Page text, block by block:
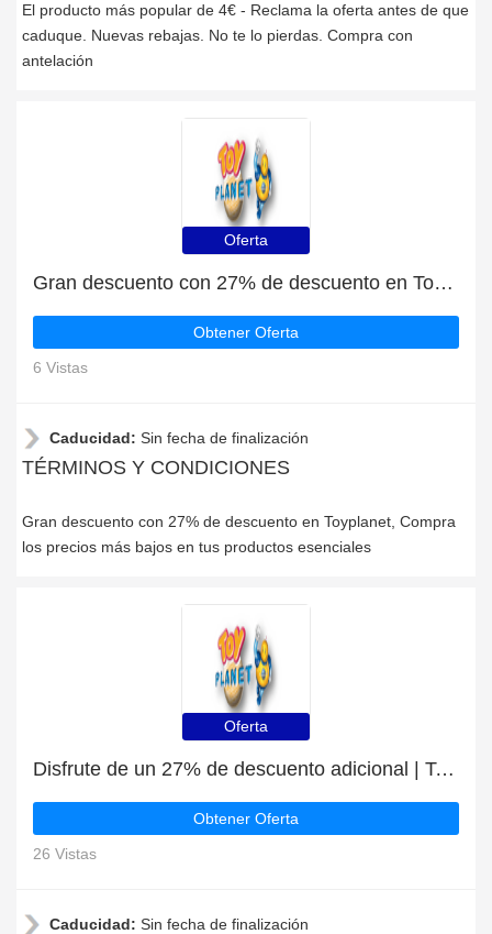
El producto más popular de 4€ - Reclama la oferta antes de que
caduque. Nuevas rebajas. No te lo pierdas. Compra con
antelación
Oferta
Gran descuento con 27% de descuento en Toyplanet
Obtener Oferta
6 Vistas
Caducidad: Sin fecha de finalización
TÉRMINOS Y CONDICIONES
Gran descuento con 27% de descuento en Toyplanet, Compra
los precios más bajos en tus productos esenciales
Oferta
Disfrute de un 27% de descuento adicional | Toyplanet descuento
Obtener Oferta
26 Vistas
Caducidad: Sin fecha de finalización